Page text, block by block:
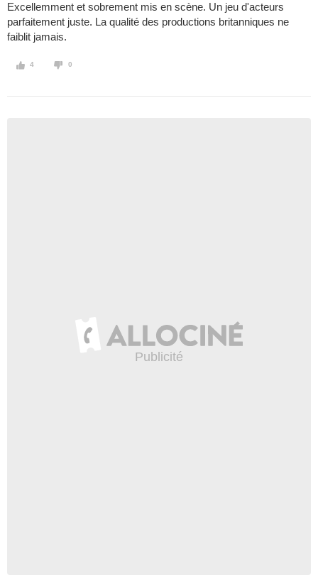
Excellemment et sobrement mis en scène. Un jeu d'acteurs
parfaitement juste. La qualité des productions britanniques ne
faiblit jamais.
4 0